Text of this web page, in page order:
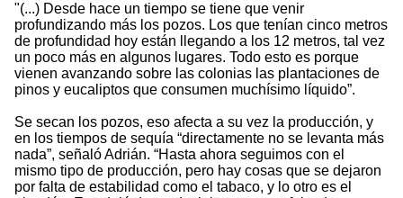
"(...) Desde hace un tiempo se tiene que venir
profundizando más los pozos. Los que tenían cinco metros
de profundidad hoy están llegando a los 12 metros, tal vez
un poco más en algunos lugares. Todo esto es porque
vienen avanzando sobre las colonias las plantaciones de
pinos y eucaliptos que consumen muchísimo líquido”.
Se secan los pozos, eso afecta a su vez la producción, y
en los tiempos de sequía “directamente no se levanta más
nada”, señaló Adrián. “Hasta ahora seguimos con el
mismo tipo de producción, pero hay cosas que se dejaron
por falta de estabilidad como el tabaco, y lo otro es el